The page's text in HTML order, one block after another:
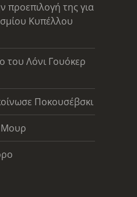
προεπιλογή της για
Κυπέλλου
του Λόνι Γουόκερ
Ποκουσέβσκι
Μουρ